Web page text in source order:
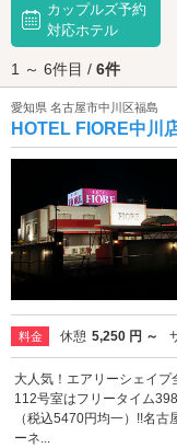
す。園内を散策したら愛
らは応神天皇をお祀りし
源頼朝の家臣・滝大膳之
すけ)兄弟により、勝軍
まりであると伝えられて
「立田ふれあいの里」へ
の名物・レンコンを使っ
べられます。お腹がいっ
ター周辺のラブホテルは
他、道の駅「立田ふれあ
予約ができるホテルもあ
カップルズ予約
対応ホテル
1 ～ 6件目 / 6件
愛知県 名古屋市中川区福島
HOTEL FIORE中川
料金 休憩 5,250 円 ～
大人気！エアリーシェイ
112号室はフリータイム
（税込5470円均一）!!名
ーネ...